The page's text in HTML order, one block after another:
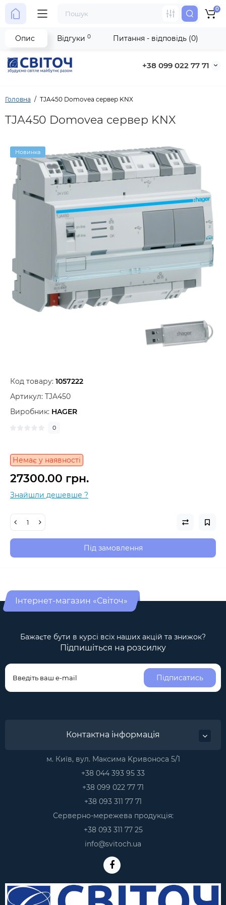
+38 099 022 77 71
0
Головна TJA450 Domovea сервер KNX
TJA450 Domovea сервер KNX
Новинка
Код товару: 1057222
Артикул: TJA450
Виробник: HAGER
0
Немає у наявності
27300.00 грн.
Знайшли дешевше ?
Під замовлення
Опис Відгуки 0 Питання - відповідь (0)
Інтернет-магазин «Світоч»
Бажаєте бути в курсі всіх наших акцій та знижок?
Підпишіться на розсилку
Підписатись
Контактна інформація
м. Київ, вул. Максима Kривоноса 5/1
+38 044 393 95 33
+38 099 022 77 71
+38 093 311 77 71
Серверно-мережева продукція:
+38 093 311 77 25
info@svitoch.ua